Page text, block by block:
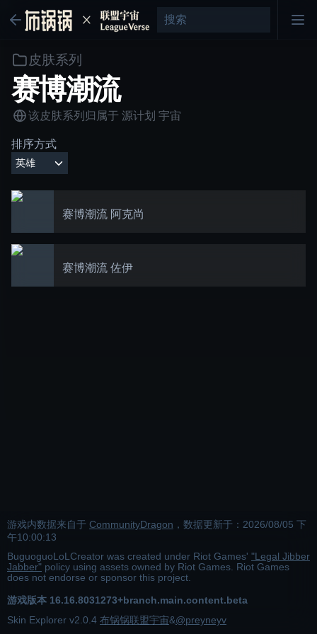
皮肤系列
赛博潮流
该皮肤系列归属于 源计划 宇宙
排序方式
赛博潮流 阿克尚
赛博潮流 佐伊
游戏内数据来自于 CommunityDragon ，数据更新于： 2026/08/05 下
午10:00:13
BuguoguoLoLCreator was created under Riot Games' "Legal Jibber
Jabber" policy using assets owned by Riot Games. Riot Games
does not endorse or sponsor this project.
游戏版本 16.16.8031273+branch.main.content.beta
Skin Explorer v2.0.4 布锅锅联盟宇宙&@preyneyv